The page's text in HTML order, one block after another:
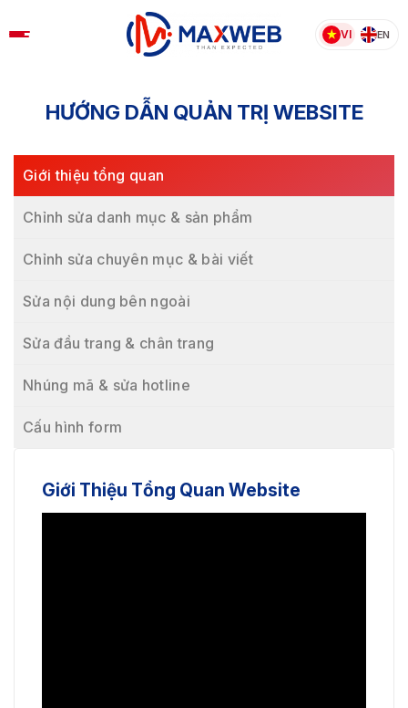
to
VI EN
HƯỚNG DẪN QUẢN TRỊ WEBSITE
Giới thiệu tổng quan
Chỉnh sửa danh mục & sản phẩm
Chỉnh sửa chuyên mục & bài viết
Sửa nội dung bên ngoài
Sửa đầu trang & chân trang
Nhúng mã & sửa hotline
Cấu hình form
Giới Thiệu Tổng Quan Website